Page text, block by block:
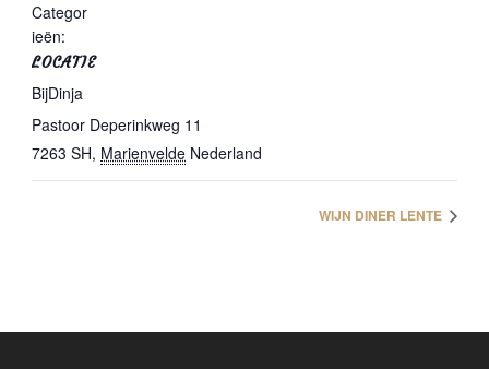
Categor
ieën:
LOCATIE
BijDinja
Pastoor Deperinkweg 11
7263 SH, Marienvelde Nederland
WIJN DINER LENTE